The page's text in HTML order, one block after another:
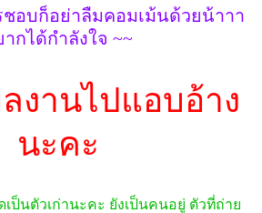
ชอบก็อย่าลืมคอมเม้นด้วยน้าาา
ากได้กำลังใจ ~~
งานไปแอบอ้าง
นะคะ
ป็นตัวเก่านะคะ ยังเป็นคนอยู่ ตัวที่ถ่าย